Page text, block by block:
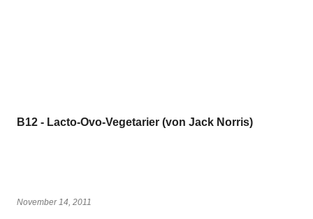
B12 - Lacto-Ovo-Vegetarier (von Jack Norris)
November 14, 2011